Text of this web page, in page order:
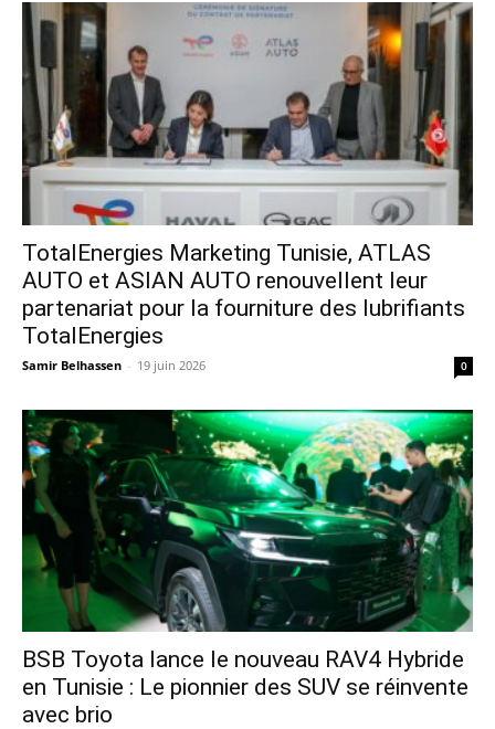
TotalEnergies Marketing Tunisie, ATLAS
AUTO et ASIAN AUTO renouvellent leur
partenariat pour la fourniture des lubrifiants
TotalEnergies
Samir Belhassen - 19 juin 2026 0
​BSB Toyota lance le nouveau RAV4 Hybride
en Tunisie : Le pionnier des SUV se réinvente
avec brio